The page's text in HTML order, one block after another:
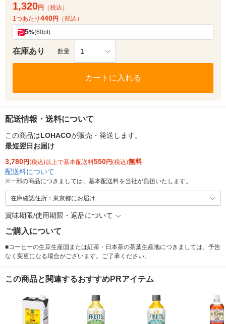
1,320円
（税込）
1つあたり 440円 （税込）
5%(60pt)
在庫あり 数量 1
カートに入れる
配送情報・送料について
この商品はLOHACOが販売・発送します。
最短翌日お届け
3,780円(税込)以上で基本配送料550円(税込)無料
配送料について
※一部の商品につきましては、基本配送料を当社が負担いたします。
在庫確認住所：東京都にお届け
賞味期限/使用期限・返品について
ご購入について
■コーヒーの生豆生産国または紅茶・日本茶の茶葉生産地につきましては、予告
なく変更になる場合がございます。ご了承ください。
この商品と関連するおすすめPRアイテム